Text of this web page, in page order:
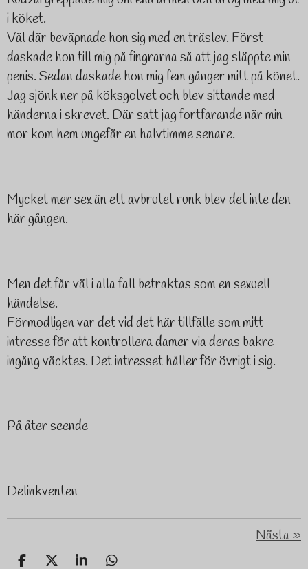
i köket.
Väl där beväpnade hon sig med en träslev. Först
daskade hon till mig på fingrarna så att jag släppte min
penis. Sedan daskade hon mig fem gånger mitt på könet.
Jag sjönk ner på köksgolvet och blev sittande med
händerna i skrevet. Där satt jag fortfarande när min
mor kom hem ungefär en halvtimme senare.
Mycket mer sex än ett avbrutet runk blev det inte den
här gången.
Men det får väl i alla fall betraktas som en sexuell
händelse.
Förmodligen var det vid det här tillfälle som mitt
intresse för att kontrollera damer via deras bakre
ingång väcktes. Det intresset håller för övrigt i sig.
På åter seende
Delinkventen
Nästa»
D
D
D
D